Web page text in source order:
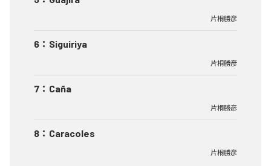
片桐勝彦
6 ： Siguiriya
片桐勝彦
7 ： Caña
片桐勝彦
8 ： Caracoles
片桐勝彦